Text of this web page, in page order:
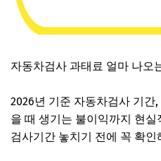
자동차검사 과태료 얼마 나오
2026년 기준 자동차검사 기간
을 때 생기는 불이익까지 현
검사기간 놓치기 전에 꼭 확인